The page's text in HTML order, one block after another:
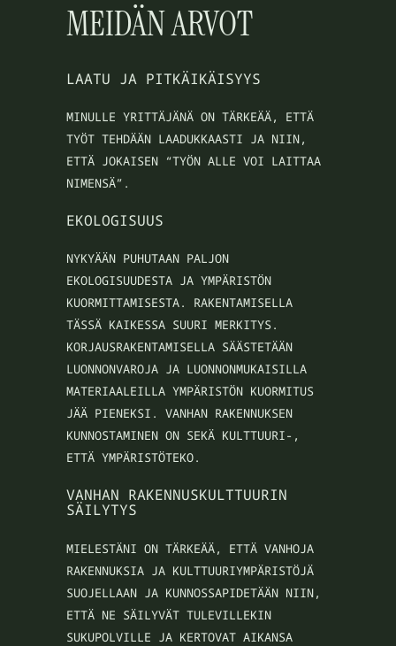
MEIDÄN ARVOT
LAATU JA PITKÄIKÄISYYS
MINULLE YRITTÄJÄNÄ ON TÄRKEÄÄ, ETTÄ
TYÖT TEHDÄÄN LAADUKKAASTI JA NIIN,
ETTÄ JOKAISEN “TYÖN ALLE VOI LAITTAA
NIMENSÄ”.
EKOLOGISUUS
NYKYÄÄN PUHUTAAN PALJON
EKOLOGISUUDESTA JA YMPÄRISTÖN
KUORMITTAMISESTA. RAKENTAMISELLA
TÄSSÄ KAIKESSA SUURI MERKITYS.
KORJAUSRAKENTAMISELLA SÄÄSTETÄÄN
LUONNONVAROJA JA LUONNONMUKAISILLA
MATERIAALEILLA YMPÄRISTÖN KUORMITUS
JÄÄ PIENEKSI. VANHAN RAKENNUKSEN
KUNNOSTAMINEN ON SEKÄ KULTTUURI-,
ETTÄ YMPÄRISTÖTEKO.
VANHAN RAKENNUSKULTTUURIN
SÄILYTYS
MIELESTÄNI ON TÄRKEÄÄ, ETTÄ VANHOJA
RAKENNUKSIA JA KULTTUURIYMPÄRISTÖJÄ
SUOJELLAAN JA KUNNOSSAPIDETÄÄN NIIN,
ETTÄ NE SÄILYVÄT TULEVILLEKIN
SUKUPOLVILLE JA KERTOVAT AIKANSA